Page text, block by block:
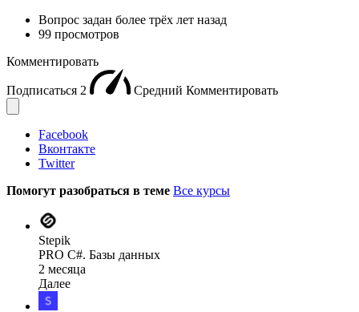
Вопрос задан более трёх лет назад
99 просмотров
Комментировать
Подписаться 2 Средний Комментировать
Facebook
Вконтакте
Twitter
Помогут разобраться в теме Все курсы
Stepik
PRO C#. Базы данных
2 месяца
Далее